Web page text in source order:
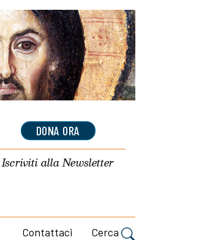
DONA ORA
Iscriviti allaNewsletter
Contattaci Cerca